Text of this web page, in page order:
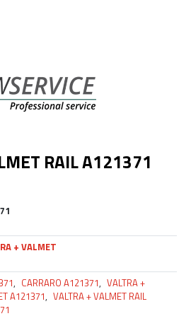
RAIL A121371
+ VALMET
, CARRARO A121371, VALTRA +
A121371, VALTRA + VALMET RAIL